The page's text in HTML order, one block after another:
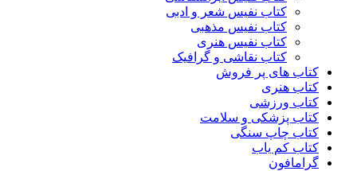
کتاب نفیس شعر و ادبی
کتاب نفیس مذهبی
کتاب نفیس هنری
کتاب نقاشی و گرافیک
کتاب های پر فروش
کتاب هنری
کتاب ورزشی
کتاب پزشکی و سلامت
کتاب چاپ سنگی
کتاب کم یاب
گرامافون